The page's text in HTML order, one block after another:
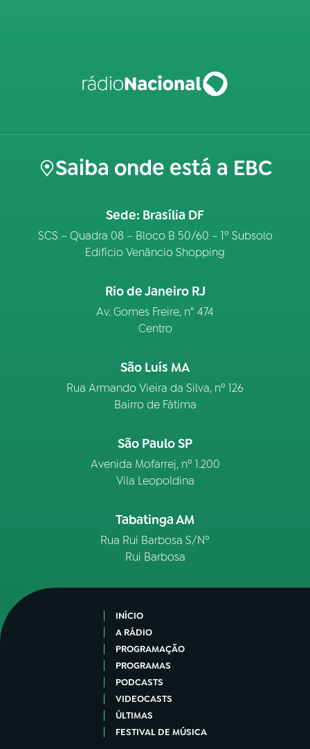
Saiba onde está a EBC
Sede: Brasília DF
SCS – Quadra 08 – Bloco B 50/60 – 1º Subsolo
Edifício Venâncio Shopping
Rio de Janeiro RJ
Av. Gomes Freire, n° 474
Centro
São Luís MA
Rua Armando Vieira da Silva, nº 126
Bairro de Fátima
São Paulo SP
Avenida Mofarrej, nº 1.200
Vila Leopoldina
Tabatinga AM
Rua Rui Barbosa S/Nº
Rui Barbosa
INÍCIO
A RÁDIO
PROGRAMAÇÃO
PROGRAMAS
PODCASTS
VIDEOCASTS
ÚLTIMAS
FESTIVAL DE MÚSICA